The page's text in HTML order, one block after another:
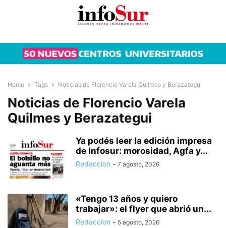
Home Tags Noticias de Florencio Varela Quilmes y Berazategui
Noticias de Florencio Varela
Quilmes y Berazategui
Ya podés leer la edición impresa
de Infosur: morosidad, Agfa y...
Redaccion - 7 agosto, 2026
«Tengo 13 años y quiero
trabajar»: el flyer que abrió un...
Redaccion - 5 agosto, 2026